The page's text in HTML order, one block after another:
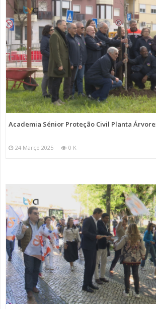
Academia Sénior Proteção Civil Planta
24 Março 2025 0 K